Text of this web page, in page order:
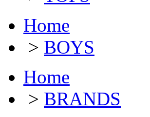
Home
> BOYS
Home
> BRANDS